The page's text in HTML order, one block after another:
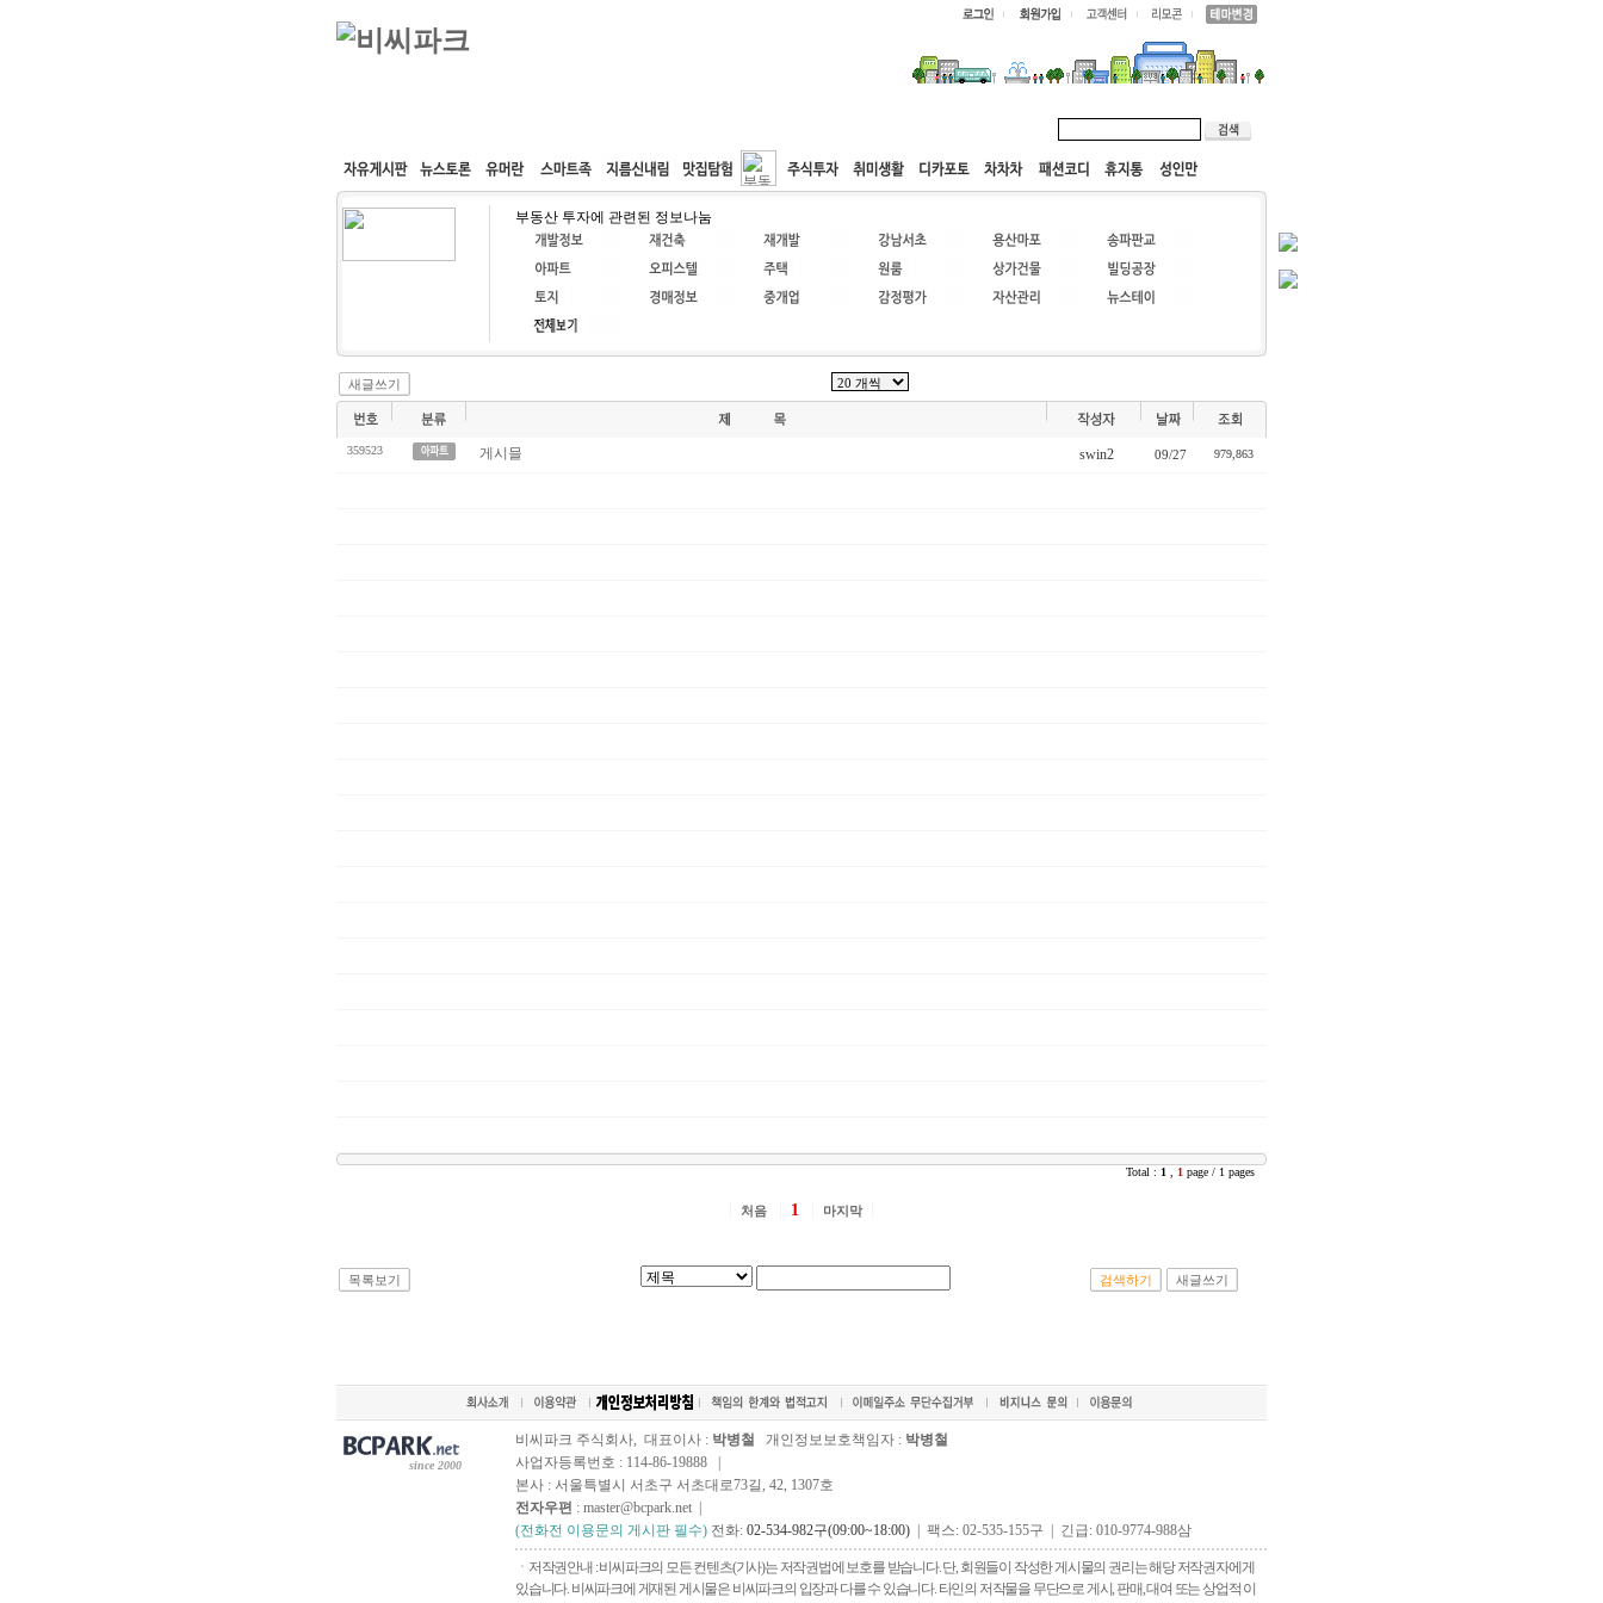
커뮤니티 속도패치 웹호스팅 공동구매 고객센터
부동산 투자에 관련된 정보나눔
새글쓰기
359523 게시믈 swin2 09/27 979,863
Total : 1 1 page / 1 pages
처음 1 마지막
목록보기 검색하기 새글쓰기
since 2000
비씨파크 주식회사, 대표이사 : 박병철 개인정보보호책임자 : 박병철
사업자등록번호 : 114-86-19888 |
본사 : 서울특별시 서초구 서초대로73길, 42, 1307호
전자우편 : master@bcpark.net |
(전화전 이용문의 게시판 필수) 전화: 02-534-982구(09:00~18:00) | 팩스: 02-535-155구 | 긴급: 010-9774-988삼
ㆍ저작권안내 : 비씨파크의 모든 컨텐츠(기사)는 저작권법에 보호를 받습니다. 단, 회원들이 작성한 게시물의 권리는 해당 저작권자에게
있습니다. 비씨파크에 게재된 게시물은 비씨파크의 입장과 다를 수 있습니다. 타인의 저작물을 무단으로 게시, 판매, 대여 또는 상업적 이